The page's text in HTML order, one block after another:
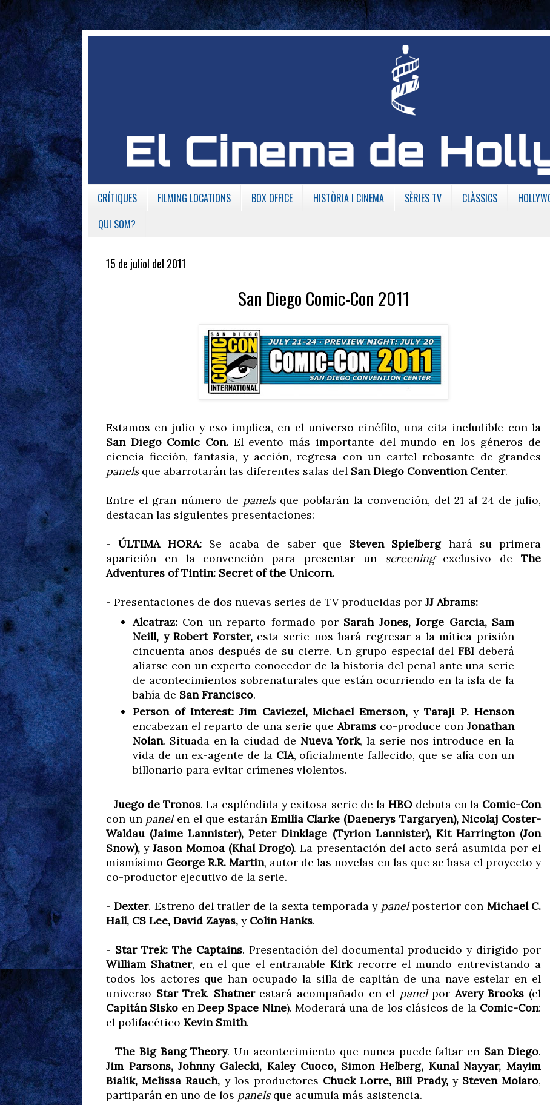
CRÍTIQUES FILMING LOCATIONS BOX OFFICE HISTÒRIA I CINEMA SÈRIES TV CLÀSSICS
QUI SOM?
15 de juliol del 2011
San Diego Comic-Con 2011
Estamos en julio y eso implica, en el universo cinéfilo, una cita ineludible con la
San Diego Comic Con. El evento más importante del mundo en los géneros de
ciencia ficción, fantasía, y acción, regresa con un cartel rebosante de grandes
panelsque abarrotarán las diferentes salas del San Diego Convention Center.
Entre el gran número de panelsque poblarán la convención, del 21 al 24 de julio,
destacan las siguientes presentaciones:
-ÚLTIMA HORA:Se acaba de saber que Steven Spielberghará su primera
aparición en la convención para presentar un screeningexclusivo deThe
Adventures of Tintin: Secret of the Unicorn.
- Presentaciones de dos nuevas series de TV producidas por JJ Abrams:
Alcatraz: Con un reparto formado por Sarah Jones, Jorge Garcia, Sam
Neill, y Robert Forster, esta serie nos hará regresar a la mítica prisión
cincuenta años después de su cierre. Un grupo especial delFBI deberá
aliarse con un experto conocedor de la historia del penal ante una serie
de acontecimientos sobrenaturales que están ocurriendo en la isla de la
bahía de San Francisco.
Person of Interest: Jim Caviezel, Michael Emerson, yTaraji P. Henson
encabezan el reparto de una serie queAbramsco-produce conJonathan
Nolan. Situada en la ciudad de Nueva York, la serie nos introduce en la
vida de un ex-agente de la CIA, oficialmente fallecido, que se alía con un
billonario para evitar crímenes violentos.
-Juego de Tronos. La espléndida y exitosa serie de la HBOdebuta en la Comic-Con
con un panelen el que estarán Emilia Clarke (Daenerys Targaryen), Nicolaj Coster-
Waldau (Jaime Lannister), Peter Dinklage (Tyrion Lannister), Kit Harrington (Jon
Snow), yJason Momoa (Khal Drogo). La presentación del acto será asumida por el
mismísimo George R.R. Martin, autor de las novelas en las que se basa el proyecto y
co-productor ejecutivo de la serie.
-Dexter. Estreno del trailer de la sexta temporada y panelposterior con Michael C.
Hall, CS Lee, David Zayas, yColin Hanks.
- Star Trek: The Captains. Presentación del documental producido y dirigido por
William Shatner, en el que el entrañableKirkrecorre el mundo entrevistando a
todos los actores que han ocupado la silla de capitán de una nave estelar en el
universo Star Trek. Shatnerestará acompañado en el panelporAvery Brooks (el
Capitán Sisko en Deep Space Nine). Moderará una de los clásicos de la Comic-Con:
el polifacético Kevin Smith.
- The Big Bang Theory. Un acontecimiento que nunca puede faltar en San Diego.
Jim Parsons, Johnny Galecki, Kaley Cuoco, Simon Helberg, Kunal Nayyar, Mayim
Bialik, Melissa Rauch, y los productores Chuck Lorre, Bill Prady,y Steven Molaro,
partiparán en uno de los panelsque acumula más asistencia.